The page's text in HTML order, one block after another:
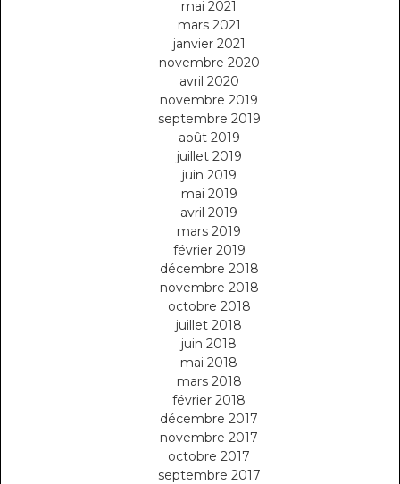
mai 2021
mars 2021
janvier 2021
novembre 2020
avril 2020
novembre 2019
septembre 2019
août 2019
juillet 2019
juin 2019
mai 2019
avril 2019
mars 2019
février 2019
décembre 2018
novembre 2018
octobre 2018
juillet 2018
juin 2018
mai 2018
mars 2018
février 2018
décembre 2017
novembre 2017
octobre 2017
septembre 2017